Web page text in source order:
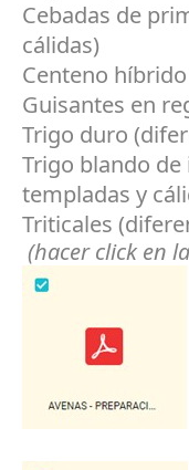
Cebadas de
cálidas)
Centeno
Guisantes en
Trigo duro
Trigo blando
templadas y
Triticales
(hacer click en